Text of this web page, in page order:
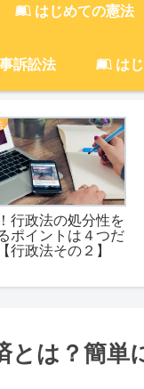
はじめての憲法
訴訟法 は
行政法の処分性を
ポイントは４つだ
行政法その２】
とは？簡